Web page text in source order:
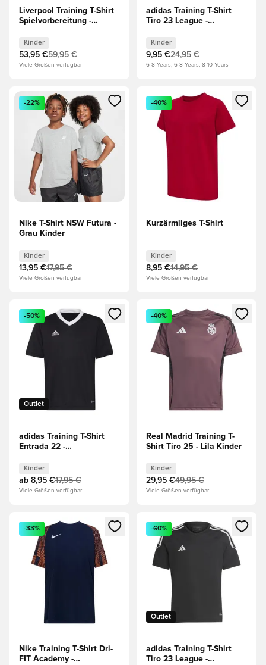
Liverpool Training T-Shirt
Spielvorbereitung -
Kinder
53,95 €59,95 €
Viele Größen verfügbar
adidas Training T-Shirt
Tiro 23 League -
Kinder
9,95 €24,95 €
6-8 Years, 6-8 Years, 8-10 Years
Öffnet ein neues Fenster zum Anmelden oder Registrieren
-22%
Nike T-Shirt NSW Futura -
Grau Kinder
Kinder
13,95 €17,95 €
Viele Größen verfügbar
Öffnet ein neues Fenster
-40%
Kurzärmliges T-Shirt
Kinder
8,95 €14,95 €
Viele Größen verfügbar
Öffnet ein neues Fenster zum Anmelden oder Registrieren
Outlet
-50%
adidas Training T-Shirt
Entrada 22 -
Kinder
ab 8,95 €17,95 €
Viele Größen verfügbar
Öffnet ein neues Fenster
-40%
Real Madrid Training T-
Shirt Tiro 25 - Lila Kinder
Kinder
29,95 €49,95 €
Viele Größen verfügbar
Öffnet ein neues Fenster zum Anmelden oder Registrieren
-33%
Nike Training T-Shirt Dri-
FIT Academy -
Öffnet ein neues Fenster
Outlet
-60%
adidas Training T-Shirt
Tiro 23 League -